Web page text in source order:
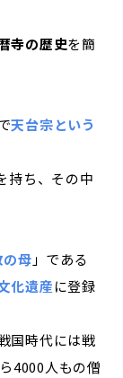
寺の歴史を簡
天台宗という
持ち、その中
の母 」である
化遺産に登録
国時代には戦
4000人もの僧